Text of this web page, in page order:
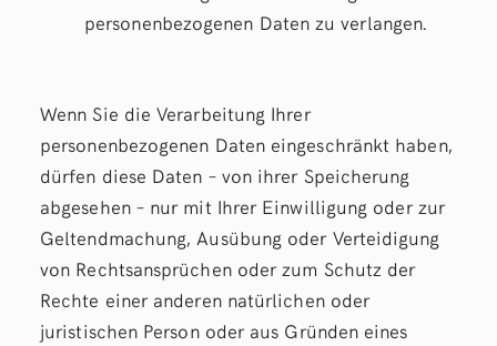
personenbezogenen Daten zu verlangen.
Wenn Sie die Verarbeitung Ihrer
personenbezogenen Daten eingeschränkt haben,
dürfen diese Daten – von ihrer Speicherung
abgesehen – nur mit Ihrer Einwilligung oder zur
Geltendmachung, Ausübung oder Verteidigung
von Rechtsansprüchen oder zum Schutz der
Rechte einer anderen natürlichen oder
juristischen Person oder aus Gründen eines